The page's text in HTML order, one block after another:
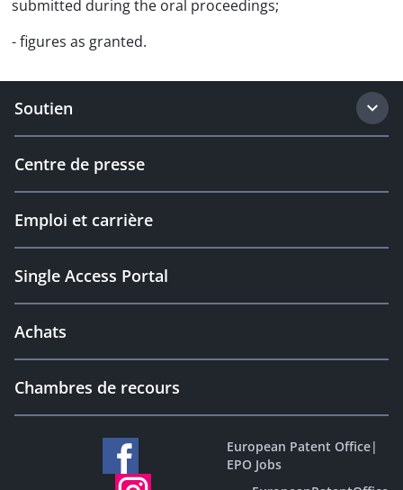
submitted during the oral proceedings;
- figures as granted.
Soutien
Centre de presse
Emploi et carrière
Single Access Portal
Achats
Chambres de recours
European Patent Office|
EPO Jobs